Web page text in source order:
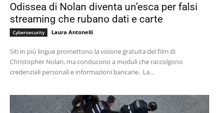
Odissea di Nolan diventa un’esca per falsi
streaming che rubano dati e carte
Cybersecurity Laura Antonelli
Siti in più lingue promettono la visione gratuita del film di
Christopher Nolan, ma conducono a moduli che raccolgono
credenziali personali e informazioni bancarie. La...